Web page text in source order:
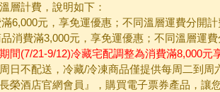
層計費，說明如下：
6,000元，享免運優惠；不同溫層運費分開計
消費滿3,000元，享免運優惠；不同溫層運費
間(7/21-9/12)冷藏宅配調整為消費滿8,000元
日不配送，冷藏/冷凍商品僅提供每周二到周
榮酒店官網會員』，購買電子票券產品，讓